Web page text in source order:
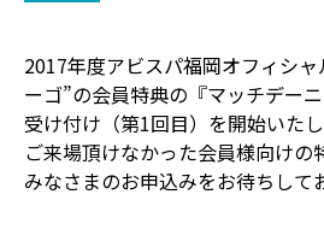
2017年度アビスパ福岡オフィシ
ーゴ”の会員特典の『マッチデー
受け付け（第1回目）を開始いた
ご来場頂けなかった会員様向けの
みなさまのお申込みをお待ちして